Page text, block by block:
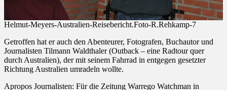
Helmut-Meyers-Australien-Reisebericht.Foto-R.Rehkamp-7
Getroffen hat er auch den Abenteurer, Fotografen, Buchautor und
Journalisten Tilmann Waldthaler (Outback – eine Radtour quer
durch Australien), der mit seinem Fahrrad in entgegen gesetzter
Richtung Australien umradeln wollte.
Apropos Journalisten: Für die Zeitung Warrego Watchman in